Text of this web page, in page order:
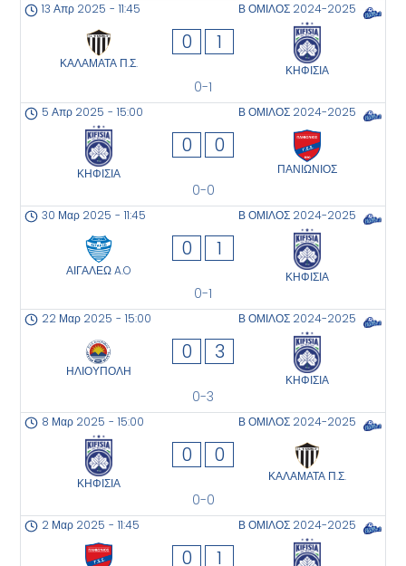
Β ΟΜΙΛΟΣ 2024-2025
13 Απρ 2025 - 11:45
ΚΑΛΑΜΑΤΑ Π.Σ.
0 1
ΚΗΦΙΣΙΑ
0-1
Β ΟΜΙΛΟΣ 2024-2025
5 Απρ 2025 - 15:00
ΚΗΦΙΣΙΑ
0 0
ΠΑΝΙΩΝΙΟΣ
0-0
Β ΟΜΙΛΟΣ 2024-2025
30 Μαρ 2025 - 11:45
ΑΙΓΑΛΕΩ A.O
0 1
ΚΗΦΙΣΙΑ
0-1
Β ΟΜΙΛΟΣ 2024-2025
22 Μαρ 2025 - 15:00
ΗΛΙΟΥΠΟΛΗ
0 3
ΚΗΦΙΣΙΑ
0-3
Β ΟΜΙΛΟΣ 2024-2025
8 Μαρ 2025 - 15:00
ΚΗΦΙΣΙΑ
0 0
ΚΑΛΑΜΑΤΑ Π.Σ.
0-0
Β ΟΜΙΛΟΣ 2024-2025
2 Μαρ 2025 - 11:45
0 1